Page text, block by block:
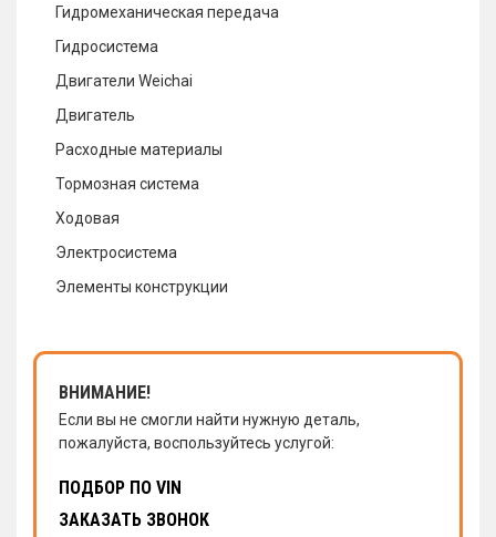
Гидромеханическая передача
Гидросистема
Двигатели Weichai
Двигатель
Расходные материалы
Тормозная система
Ходовая
Электросистема
Элементы конструкции
ВНИМАНИЕ!
Если вы не смогли найти нужную деталь,
пожалуйста, воспользуйтесь услугой:
ПОДБОР ПО VIN
ЗАКАЗАТЬ ЗВОНОК